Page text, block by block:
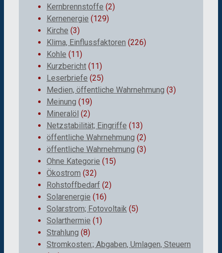
Kernbrennstoffe (2)
Kernenergie (129)
Kirche (3)
Klima, Einflussfaktoren (226)
Kohle (11)
Kurzbericht (11)
Leserbriefe (25)
Medien, öffentliche Wahrnehmung (3)
Meinung (19)
Mineralöl (2)
Netzstabilität; Eingriffe (13)
öffentliche Wahrnehmung (2)
öffentliche Wahrnehmung (3)
Ohne Kategorie (15)
Ökostrom (32)
Rohstoffbedarf (2)
Solarenergie (16)
Solarstrom; Fotovoltaik (5)
Solarthermie (1)
Strahlung (8)
Stromkosten:; Abgaben, Umlagen, Steuern